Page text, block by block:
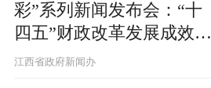
彩”系列新闻发布会：“十
四五”财政改革发展成效新
闻发布会
江西省政府新闻办